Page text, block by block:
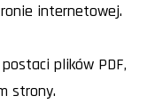
internetowej.
plików PDF,
strony.